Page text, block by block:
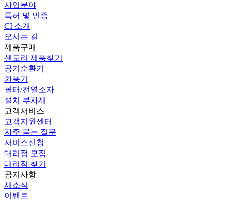
사업분야
특허 및 인증
CI 소개
오시는 길
제품구매
센도리 제품찾기
공기순환기
환풍기
필터/전열소자
설치 부자재
고객서비스
고객지원센터
자주 묻는 질문
서비스신청
대리점 모집
대리점 찾기
공지사항
새소식
이벤트